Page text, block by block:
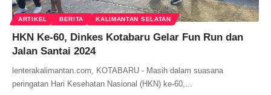
ARTIKEL BERITA KALIMANTAN SELATAN
HKN Ke-60, Dinkes Kotabaru Gelar Fun Run dan
Jalan Santai 2024
lenterakalimantan.com, KOTABARU - Masih dalam suasana
peringatan Hari Kesehatan Nasional (HKN) ke-60,…